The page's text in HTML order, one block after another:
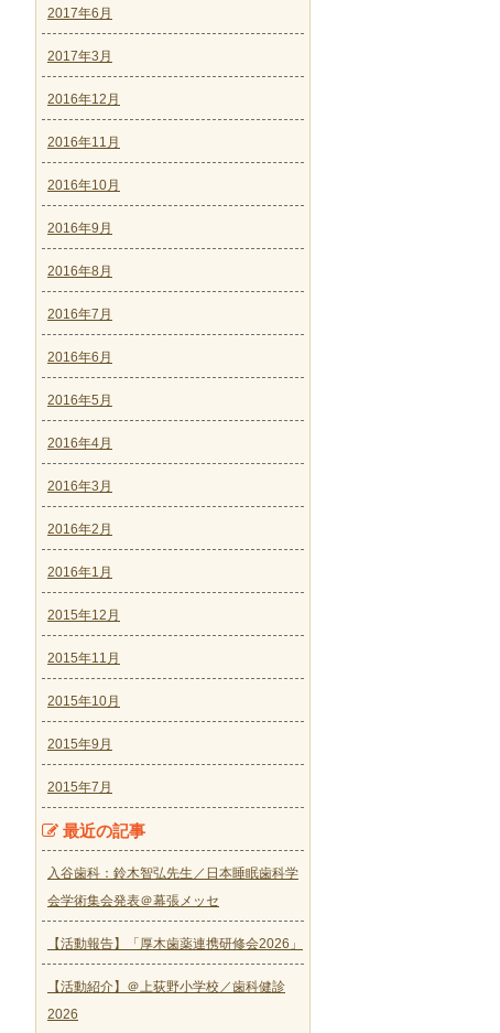
2017年6月
2017年3月
2016年12月
2016年11月
2016年10月
2016年9月
2016年8月
2016年7月
2016年6月
2016年5月
2016年4月
2016年3月
2016年2月
2016年1月
2015年12月
2015年11月
2015年10月
2015年9月
2015年7月
最近の記事
入谷歯科：鈴木智弘先生／日本睡眠歯科学
会学術集会発表＠幕張メッセ
【活動報告】「厚木歯薬連携研修会2026」
【活動紹介】＠上荻野小学校／歯科健診
2026